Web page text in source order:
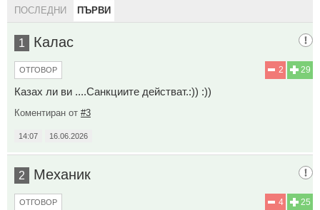
ПОСЛЕДНИ ПЪРВИ
1 Калас
29
2
ОТГОВОР
Казах ли ви ....Санкциите действат.:)) :))
Коментиран от #3
14:07 16.06.2026
2 Механик
25
4
ОТГОВОР